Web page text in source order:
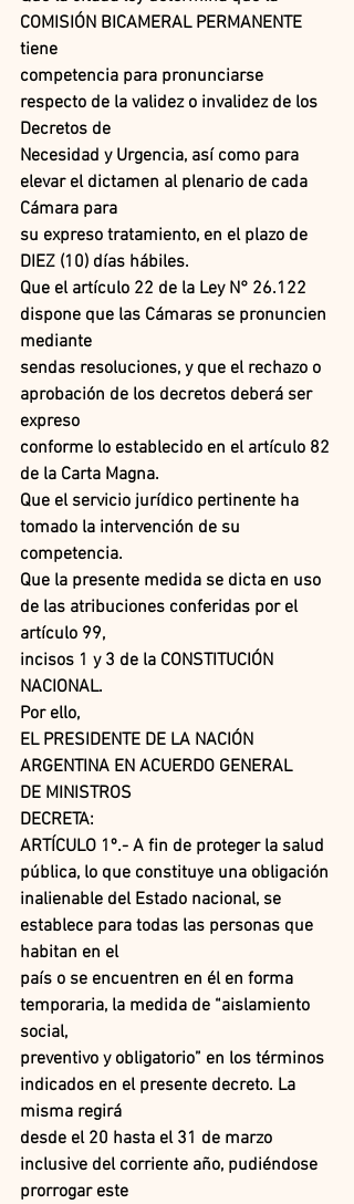
COMISIÓN BICAMERAL PERMANENTE
tiene
competencia para pronunciarse
respecto de la validez o invalidez de los
Decretos de
Necesidad y Urgencia, así como para
elevar el dictamen al plenario de cada
Cámara para
su expreso tratamiento, en el plazo de
DIEZ (10) días hábiles.
Que el artículo 22 de la Ley N° 26.122
dispone que las Cámaras se pronuncien
mediante
sendas resoluciones, y que el rechazo o
aprobación de los decretos deberá ser
expreso
conforme lo establecido en el artículo 82
de la Carta Magna.
Que el servicio jurídico pertinente ha
tomado la intervención de su
competencia.
Que la presente medida se dicta en uso
de las atribuciones conferidas por el
artículo 99,
incisos 1 y 3 de la CONSTITUCIÓN
NACIONAL.
Por ello,
EL PRESIDENTE DE LA NACIÓN
ARGENTINA EN ACUERDO GENERAL
DE MINISTROS
DECRETA:
ARTÍCULO 1º.- A fin de proteger la salud
pública, lo que constituye una obligación
inalienable del Estado nacional, se
establece para todas las personas que
habitan en el
país o se encuentren en él en forma
temporaria, la medida de “aislamiento
social,
preventivo y obligatorio” en los términos
indicados en el presente decreto. La
misma regirá
desde el 20 hasta el 31 de marzo
inclusive del corriente año, pudiéndose
prorrogar este